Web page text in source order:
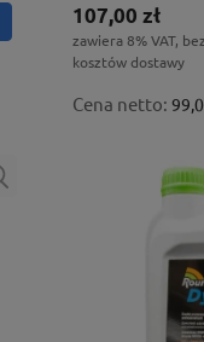
107,00 zł
zawiera 8% VAT, bez
kosztów dostawy
Cena netto: